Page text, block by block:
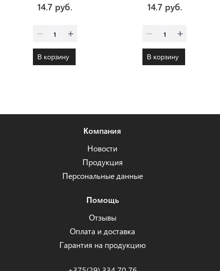
14.7 руб.
В корзину
14.7 руб.
В корзину
Компания
Новости
Продукция
Персональные данные
Помощь
Отзывы
Оплата и доставка
Гарантия на продукцию